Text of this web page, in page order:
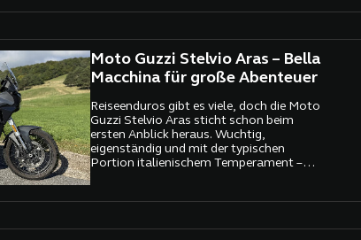
Moto Guzzi Stelvio Aras – Bella
Macchina für große Abenteuer
Reiseenduros gibt es viele, doch die Moto
Guzzi Stelvio Aras sticht schon beim
ersten Anblick heraus. Wuchtig,
eigenständig und mit der typischen
Portion italienischem Temperament –
genau das, was man in Zeiten
will. Und wenn der V2 unter dem Tank zum